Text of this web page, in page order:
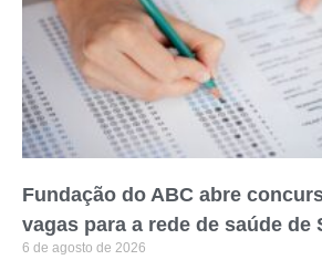
Fundação do ABC abre
vagas para a rede de saúde de
6 de agosto de 2026